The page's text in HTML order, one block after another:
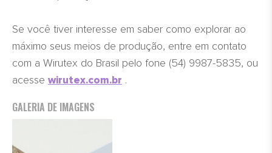
Se você tiver interesse em saber como explorar ao
máximo seus meios de produção, entre em contato
com a Wirutex do Brasil pelo fone (54) 9987-5835, ou
acesse wirutex.com.br .
GALERIA DE IMAGENS